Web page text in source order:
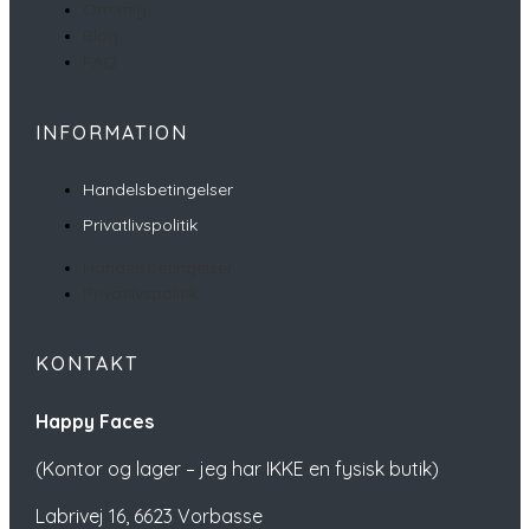
INFORMATION
Handelsbetingelser
Privatlivspolitik
KONTAKT
Happy Faces
(Kontor og lager – jeg har IKKE en fysisk butik)
Labrivej 16, 6623 Vorbasse